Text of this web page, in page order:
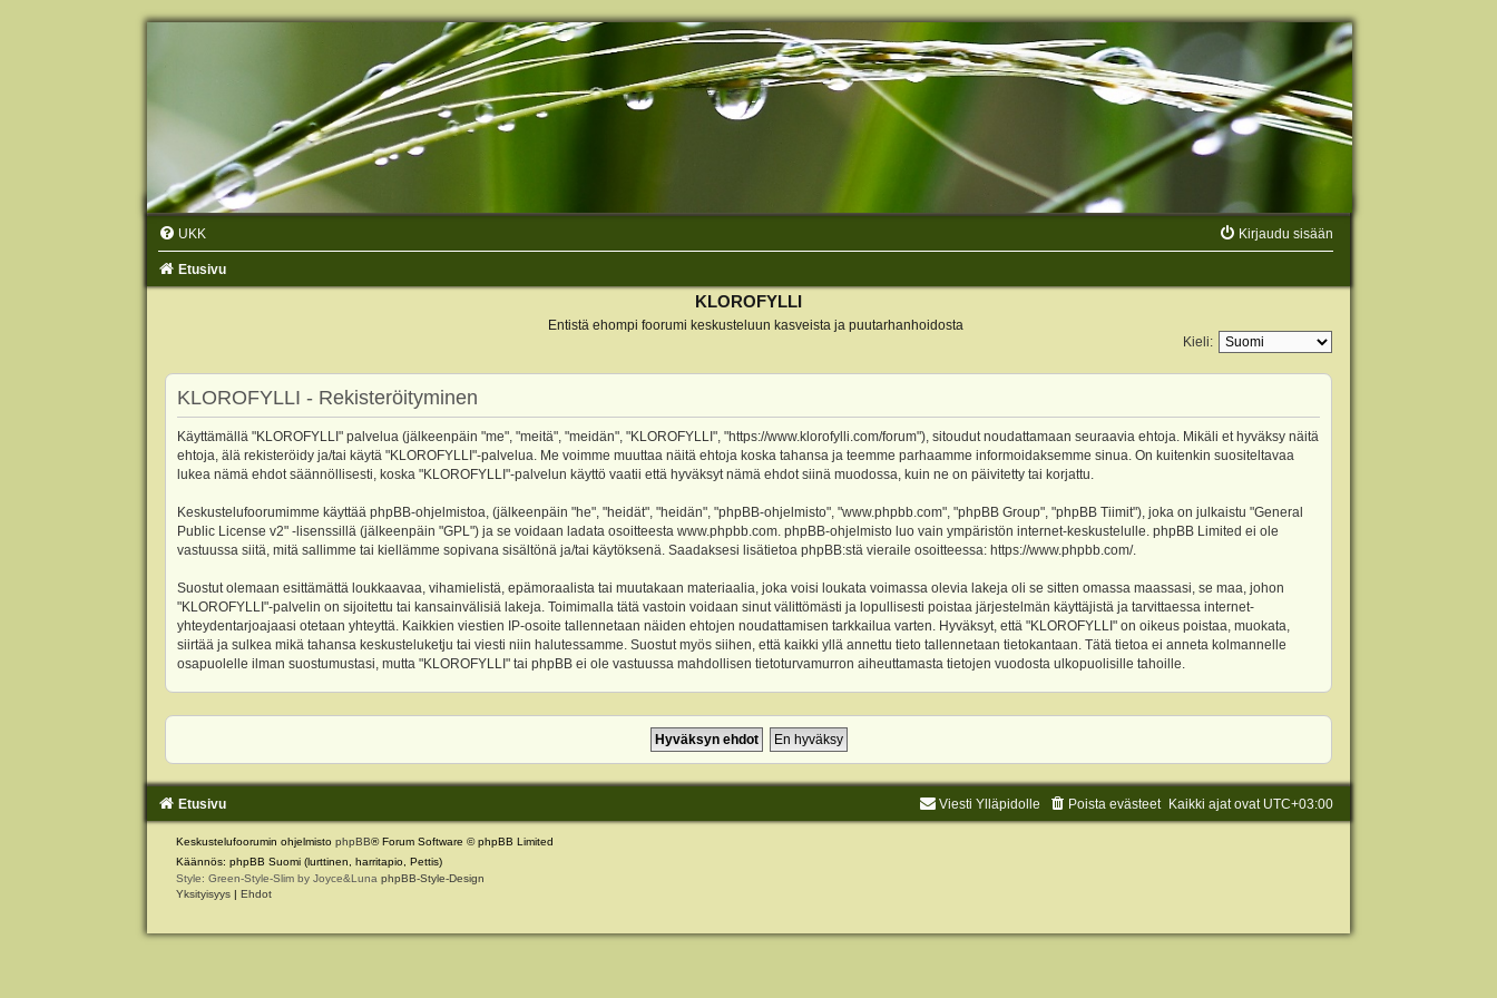
UKK Kirjaudu sisään
Etusivu
KLOROFYLLI
Entistä ehompi foorumi keskusteluun kasveista ja puutarhanhoidosta
Kieli:
KLOROFYLLI - Rekisteröityminen
Käyttämällä "KLOROFYLLI" palvelua (jälkeenpäin "me", "meitä", "meidän", "KLOROFYLLI", "https://www.klorofylli.com/forum"), sitoudut noudattamaan seuraavia ehtoja. Mikäli et hyväksy näitä
ehtoja, älä rekisteröidy ja/tai käytä "KLOROFYLLI"-palvelua. Me voimme muuttaa näitä ehtoja koska tahansa ja teemme parhaamme informoidaksemme sinua. On kuitenkin suositeltavaa
lukea nämä ehdot säännöllisesti, koska "KLOROFYLLI"-palvelun käyttö vaatii että hyväksyt nämä ehdot siinä muodossa, kuin ne on päivitetty tai korjattu.
Keskustelufoorumimme käyttää phpBB-ohjelmistoa, (jälkeenpäin "he", "heidät", "heidän", "phpBB-ohjelmisto", "www.phpbb.com", "phpBB Group", "phpBB Tiimit"), joka on julkaistu "General
Public License v2" -lisenssillä (jälkeenpäin "GPL") ja se voidaan ladata osoitteesta www.phpbb.com. phpBB-ohjelmisto luo vain ympäristön internet-keskustelulle. phpBB Limited ei ole
vastuussa siitä, mitä sallimme tai kiellämme sopivana sisältönä ja/tai käytöksenä. Saadaksesi lisätietoa phpBB:stä vieraile osoitteessa: https://www.phpbb.com/.
Suostut olemaan esittämättä loukkaavaa, vihamielistä, epämoraalista tai muutakaan materiaalia, joka voisi loukata voimassa olevia lakeja oli se sitten omassa maassasi, se maa, johon
"KLOROFYLLI"-palvelin on sijoitettu tai kansainvälisiä lakeja. Toimimalla tätä vastoin voidaan sinut välittömästi ja lopullisesti poistaa järjestelmän käyttäjistä ja tarvittaessa internet-
yhteydentarjoajaasi otetaan yhteyttä. Kaikkien viestien IP-osoite tallennetaan näiden ehtojen noudattamisen tarkkailua varten. Hyväksyt, että "KLOROFYLLI" on oikeus poistaa, muokata,
siirtää ja sulkea mikä tahansa keskusteluketju tai viesti niin halutessamme. Suostut myös siihen, että kaikki yllä annettu tieto tallennetaan tietokantaan. Tätä tietoa ei anneta kolmannelle
osapuolelle ilman suostumustasi, mutta "KLOROFYLLI" tai phpBB ei ole vastuussa mahdollisen tietoturvamurron aiheuttamasta tietojen vuodosta ulkopuolisille tahoille.
Etusivu Kaikki ajat ovat UTC+03:00
Poista evästeet
Viesti Ylläpidolle
Keskustelufoorumin ohjelmisto phpBB® Forum Software © phpBB Limited
Käännös: phpBB Suomi (lurttinen, harritapio, Pettis)
Style: Green-Style-Slim by Joyce&Luna phpBB-Style-Design
Yksityisyys | Ehdot